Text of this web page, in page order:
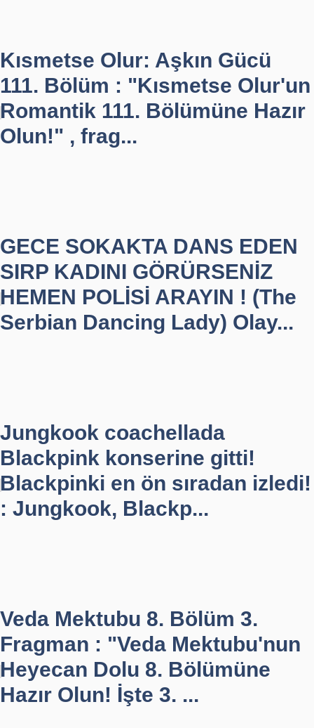
Kısmetse Olur: Aşkın Gücü
111. Bölüm : "Kısmetse Olur'un
Romantik 111. Bölümüne Hazır
Olun!" , frag...
GECE SOKAKTA DANS EDEN
SIRP KADINI GÖRÜRSENİZ
HEMEN POLİSİ ARAYIN ! (The
Serbian Dancing Lady) Olay...
Jungkook coachellada
Blackpink konserine gitti!
Blackpinki en ön sıradan izledi!
: Jungkook, Blackp...
Veda Mektubu 8. Bölüm 3.
Fragman : "Veda Mektubu'nun
Heyecan Dolu 8. Bölümüne
Hazır Olun! İşte 3. ...